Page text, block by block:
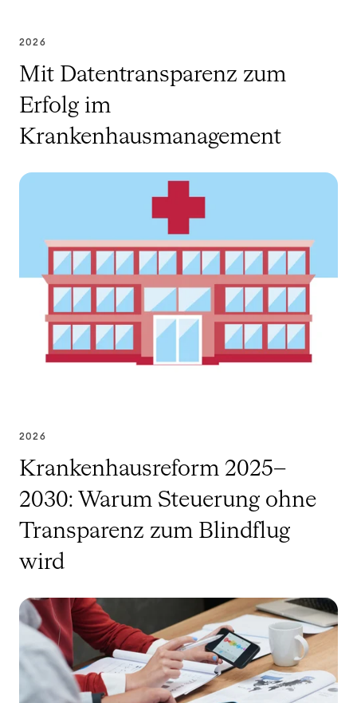
2026
Mit Datentransparenz zum
Erfolg im
Krankenhausmanagement
2026
Krankenhausreform 2025–
2030: Warum Steuerung ohne
Transparenz zum Blindflug
wird